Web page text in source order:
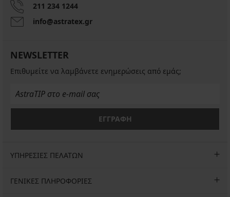
211 234 1244
info@astratex.gr
NEWSLETTER
Επιθυμείτε να λαμβάνετε ενημερώσεις από εμάς;
ΕΓΓΡΑΦΗ
ΥΠΗΡΕΣΙΕΣ ΠΕΛΑΤΩΝ
ΓΕΝΙΚΕΣ ΠΛΗΡΟΦΟΡΙΕΣ